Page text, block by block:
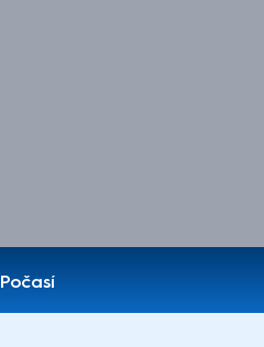
Počasí